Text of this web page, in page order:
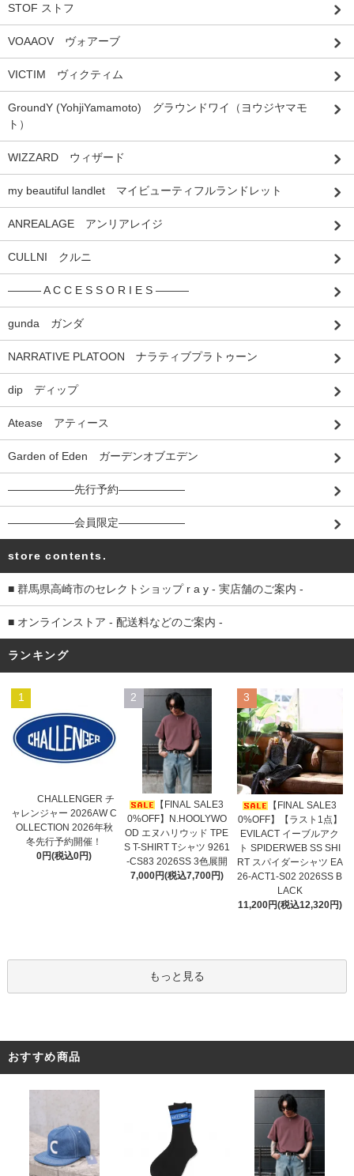
STOF ストフ
VOAAOV ヴォアーブ
VICTIM ヴィクティム
GroundY (YohjiYamamoto) グラウンドワイ（ヨウジヤマモ
ト）
WIZZARD ウィザード
my beautiful landlet マイビューティフルランドレット
ANREALAGE アンリアレイジ
CULLNI クルニ
――― A C C E S S O R I E S ―――
gunda ガンダ
NARRATIVE PLATOON ナラティブプラトゥーン
dip ディップ
Atease アティース
Garden of Eden ガーデンオブエデン
――――――先行予約――――――
――――――会員限定――――――
store contents.
■ 群馬県高崎市のセレクトショップ r a y - 実店舗のご案内 -
■ オンラインストア - 配送料などのご案内 -
ランキング
1
CHALLENGER チ
ャレンジャー 2026AW C
OLLECTION 2026年秋
冬先行予約開催！
0円(税込0円)
2
【FINAL SALE3
0%OFF】N.HOOLYWO
OD エヌハリウッド TPE
S T-SHIRT Tシャツ 9261
-CS83 2026SS 3色展開
7,000円(税込7,700円)
3
【FINAL SALE3
0%OFF】【ラスト1点】
EVILACT イーブルアク
ト SPIDERWEB SS SHI
RT スパイダーシャツ EA
26-ACT1-S02 2026SS B
LACK
11,200円(税込12,320円)
もっと見る
おすすめ商品